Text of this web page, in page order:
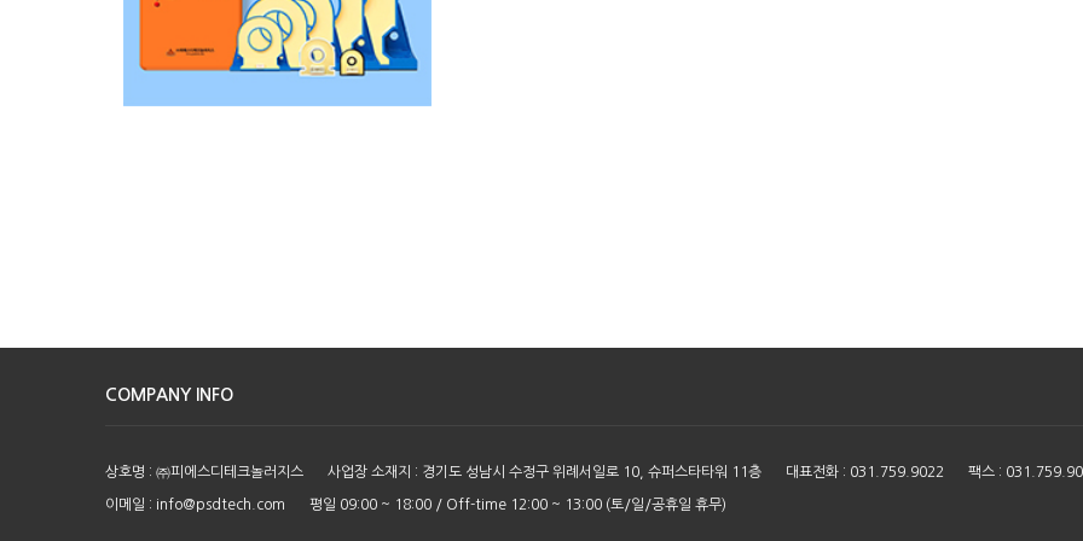
COMPANY INFO
상호명 : ㈜피에스디테크놀러지스 사업장 소재지 : 경기도 성남시 수정구 위례서일로 10, 슈퍼스타타워 11층 대표전화 : 031.759.9022 팩스 :
이메일 : info@psdtech.com 평일 09:00 ~ 18:00 / Off-time 12:00 ~ 13:00 (토/일/공휴일 휴무)